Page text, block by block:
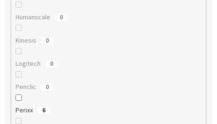
Humanscale 0
Kinesis 0
Logitech 0
Penclic 0
Perixx 6